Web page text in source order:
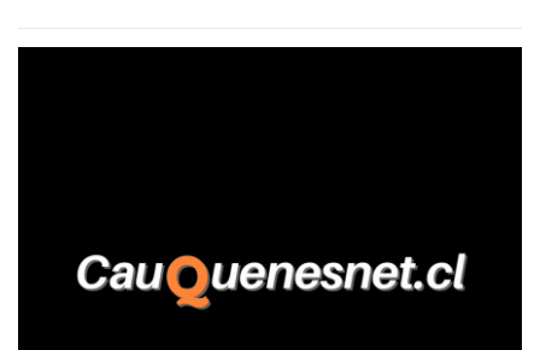
relató que los hechos ocurrieron cerca de las 11:30 horas en el
trabajadores, el edil descendió del vehículo y, en medio de la
confrontación, la habría tomado de los hombros, empujado al
suelo y agredido con golpes de pies y manos, mientr...